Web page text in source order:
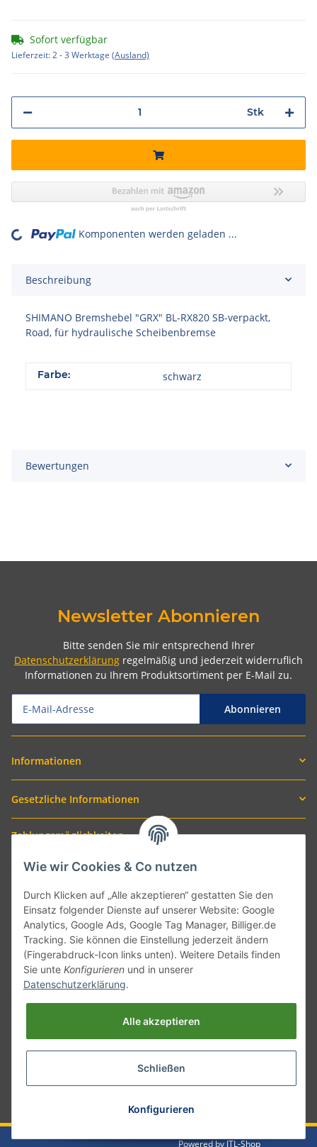
Sofort verfügbar
Lieferzeit:2 - 3 Werktage (Ausland)
Stk
Loading... Komponenten werden geladen ...
Beschreibung
SHIMANO Bremshebel "GRX" BL-RX820 SB-verpackt,
Road, für hydraulische Scheibenbremse
Farbe: schwarz
Bewertungen
Newsletter Abonnieren
Bitte senden Sie mir entsprechend Ihrer
Datenschutzerklärung regelmäßig und jederzeit widerruflich
Informationen zu Ihrem Produktsortiment per E-Mail zu.
Abonnieren
Informationen
Gesetzliche Informationen
Zahlungsmöglichkeiten
Versand mit
* Alle Preise inkl. gesetzlicher USt., zzgl.Versand
Powered byJTL-Shop
Wie wir Cookies & Co nutzen
Durch Klicken auf „Alle akzeptieren“ gestatten Sie den
Einsatz folgender Dienste auf unserer Website: Google
Analytics, Google Ads, Google Tag Manager, Billiger.de
Tracking. Sie können die Einstellung jederzeit ändern
(Fingerabdruck-Icon links unten). Weitere Details finden
Sie unte Konfigurieren und in unserer
Datenschutzerklärung.
Alle akzeptieren
Schließen
Konfigurieren